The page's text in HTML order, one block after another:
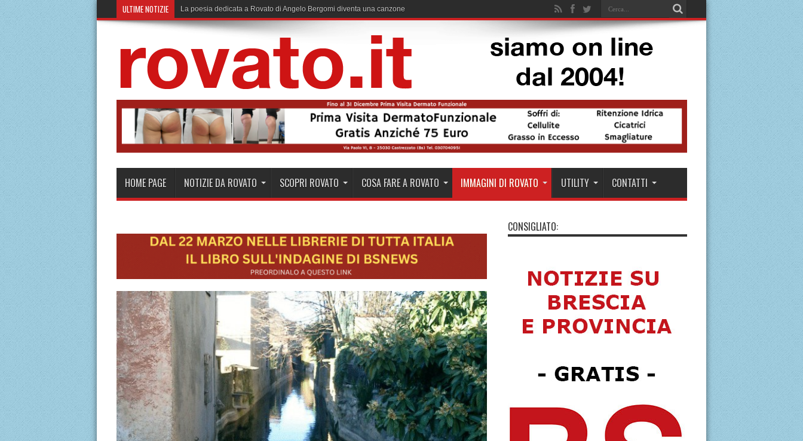
ULTIME NOTIZIE La poesia dedicata a Rovato di Angelo Bergomi diventa una canzone
HOME PAGE NOTIZIE DA ROVATO SCOPRI ROVATO COSA FARE A ROVATO IMMAGINI DI ROVATO UTILITY CONTATTI
CONSIGLIATO: